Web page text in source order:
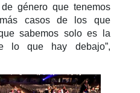
género que tenemos
casos de los que
sabemos solo es la
lo que hay debajo”,